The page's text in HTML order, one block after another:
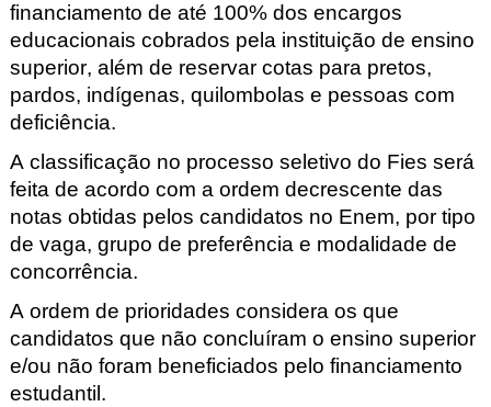
financiamento de até 100% dos encargos
educacionais cobrados pela instituição de ensino
superior, além de reservar cotas para pretos,
pardos, indígenas, quilombolas e pessoas com
deficiência.
A classificação no processo seletivo do Fies será
feita de acordo com a ordem decrescente das
notas obtidas pelos candidatos no Enem, por tipo
de vaga, grupo de preferência e modalidade de
concorrência.
A ordem de prioridades considera os que
candidatos que não concluíram o ensino superior
e/ou não foram beneficiados pelo financiamento
estudantil.